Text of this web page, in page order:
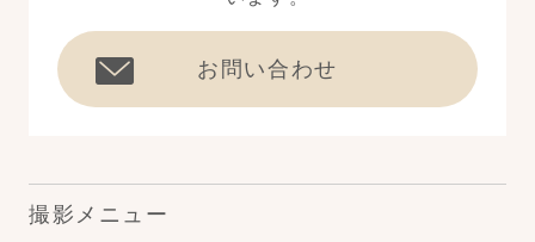
お問い合わせ
撮影メニュー